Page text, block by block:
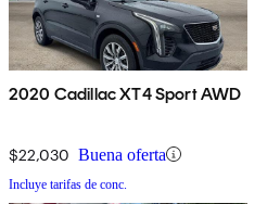
2020 Cadillac XT4 Sport AWD
$22,030 Buena oferta
Incluye tarifas de conc.